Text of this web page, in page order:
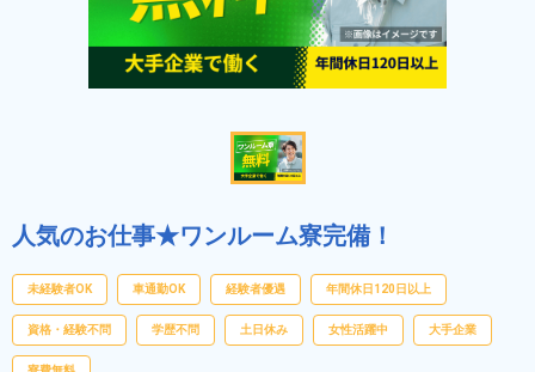
人気のお仕事★ワンルーム寮完備！
未経験者OK 車通勤OK 経験者優遇 年間休日120日以上
資格・経験不問 学歴不問 土日休み 女性活躍中 大手企業